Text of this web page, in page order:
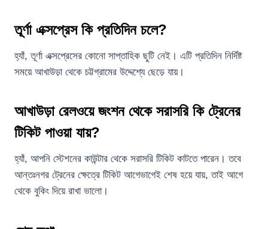
তূর্ণা এক্সপ্রেস কি প্রতিদিন চলে?
হ্যাঁ, তূর্ণা এক্সপ্রেসের কোনো সাপ্তাহিক ছুটি নেই। এটি প্রতিদিন নির্দিষ্ট
সময়ে আখাউড়া থেকে চট্টগ্রামের উদ্দেশ্যে ছেড়ে যায়।
আখাউড়া রেলওয়ে জংশন থেকে সরাসরি কি ট্রেনের
টিকিট পাওয়া যায়?
হ্যাঁ, আপনি স্টেশনের কাউন্টার থেকে সরাসরি টিকিট কাটতে পারেন। তবে
আন্তঃনগর ট্রেনের ক্ষেত্রে টিকিট আগেভাগেই শেষ হয়ে যায়, তাই আগে
থেকে বুকিং দিয়ে রাখা ভালো।